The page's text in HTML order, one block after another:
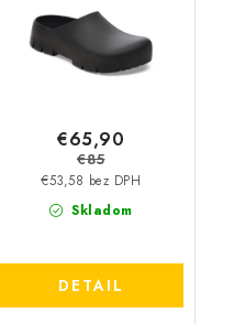
Skladom
€53,58 bez DPH
€65,90
€85
DETAIL